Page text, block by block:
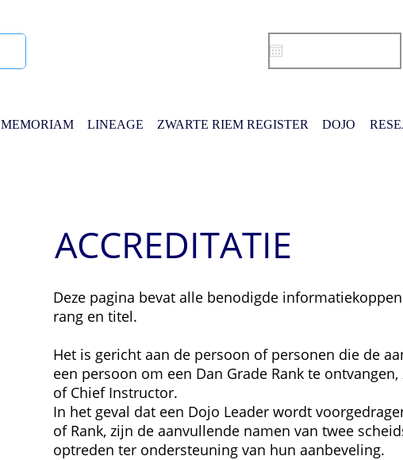
MEMORIAM LINEAGE ZWARTE RIEM REGISTER DOJO
ACCREDITATIE
Deze pagina bevat alle benodigde informatiekoppen
rang en titel.
Het is gericht aan de persoon of personen die de
een persoon om een Dan Grade Rank te
of Chief Instructor.
In het geval dat een Dojo Leader wordt
of Rank, zijn de aanvullende namen van twee
optreden ter ondersteuning van hun aanbeveling.